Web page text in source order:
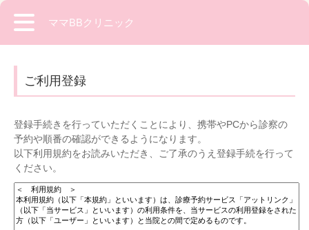
ママBBクリニック
ご利用登録
登録手続きを行っていただくことにより、携帯やPCから診察の
予約や順番の確認ができるようになります。
以下利用規約をお読みいただき、ご了承のうえ登録手続を行って
ください。